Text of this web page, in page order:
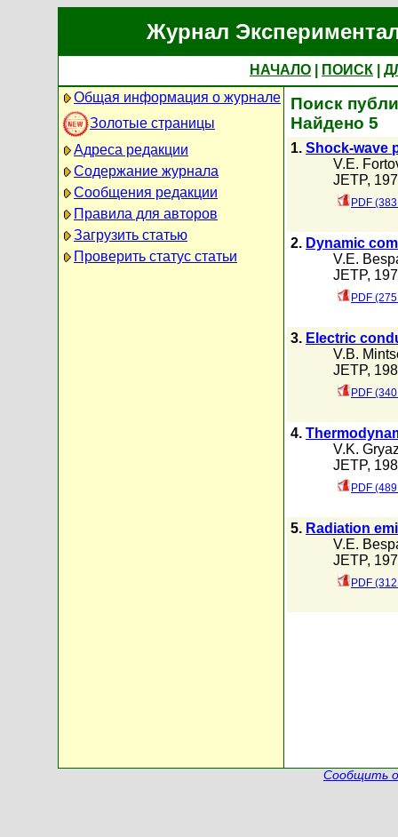
Журнал
НАЧАЛО ПОИСК
Общая информация о журнале
Золотые страницы
Адреса редакции
Содержание журнала
Сообщения редакции
Правила для авторов
Загрузить статью
Проверить статус статьи
Поиск
Найдено 5
1. Shock-wave
V.E.
JETP,
PDF
2. Dynamic
V.E.
JETP,
PDF
3. Electric
V.B.
JETP,
PDF
4.
V.K.
JETP,
PDF
5. Radiation
V.E.
JETP,
PDF
Сообщить о